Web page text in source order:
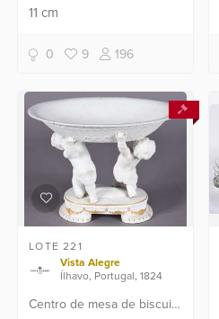
licor de cristal lapidado
diversas cores.
11cm
0 9 196
LOTE 221
Vista Alegre
Ílhavo, Portugal, 1824
Centro de mesa de biscuit